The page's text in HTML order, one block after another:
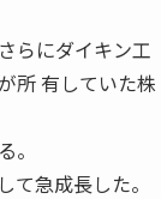
らにダイキン工
所 有していた株
。
急成長した。